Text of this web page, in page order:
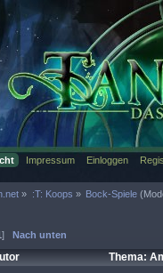
Impressum Einloggen
» :T: Koops » Bock-Spiele
]Nach unten
Thema: